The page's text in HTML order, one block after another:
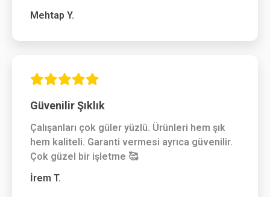
Mehtap Y.
Güvenilir Şıklık
Çalışanları çok güler yüzlü. Ürünleri hem şık
hem kaliteli. Garanti vermesi ayrıca güvenilir.
Çok güzel bir işletme 🥰
İrem T.